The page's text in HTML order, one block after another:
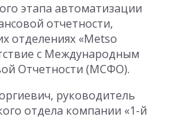
этапа автоматизации
отчетности,
отделениях «Metso
с Международным
Отчетности (МСФО).
руководитель
отдела компании «1-й